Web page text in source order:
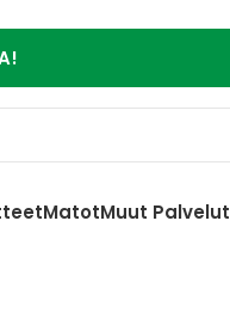
MatotMuut Palvelut